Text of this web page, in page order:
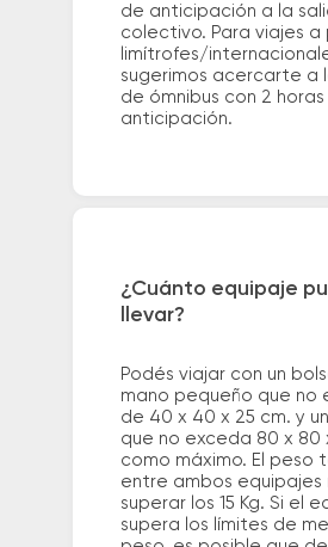
de anticipación a la
colectivo. Para viajes a
limítrofes/
sugerimos acercarte a
de ómnibus con 2
anticipación.
¿Cuánto equipaje
llevar?
Podés viajar con un
mano pequeño que no
de 40 x 40 x 25 cm. y
que no exceda 80 x 80
como máximo. El peso
entre ambos equipajes
superar los 15 Kg. Si el
supera los límites de